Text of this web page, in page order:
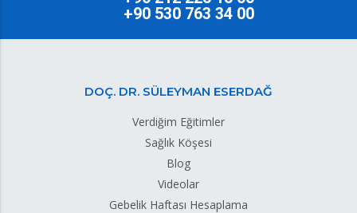
+90 530 763 34 00
DOÇ. DR. SÜLEYMAN ESERDAĞ
Verdiğim Eğitimler
Sağlık Köşesi
Blog
Videolar
Gebelik Haftası Hesaplama